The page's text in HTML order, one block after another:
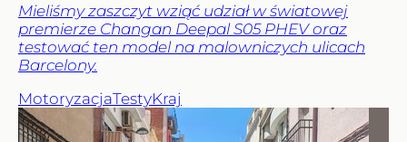
Mieliśmy zaszczyt wziąć udział w światowej
premierze Changan Deepal S05 PHEV oraz
testować ten model na malowniczych ulicach
Barcelony.
MotoryzacjaTestyKraj